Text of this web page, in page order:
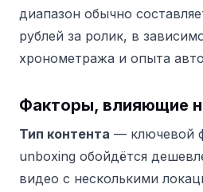
диапазон обычно
рублей за ролик, в
хронометража и опыта
Факторы, влияющие
Тип контента — ключевой
unboxing обойдётся
видео с несколькими